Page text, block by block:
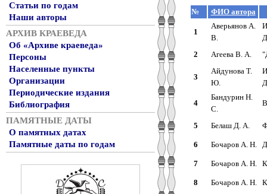
Статьи по годам
Наши авторы
АРХИВ КРАЕВЕДА
Об «Архиве краеведа»
Персоны
Населенные пункты
Организации
Периодические издания
Библиография
ПАМЯТНЫЕ ДАТЫ
О памятных датах
Памятные даты по годам
№ ФИО автора
1
Аверьянов А.
В.
2
Агеева В. А.
3
Айдунова Т.
Ю.
4
Бандурин Н.
С.
5 Белаш Д. А.
6 Бочаров А. Н.
7 Бочаров А. Н.
8 Бочаров А. Н.